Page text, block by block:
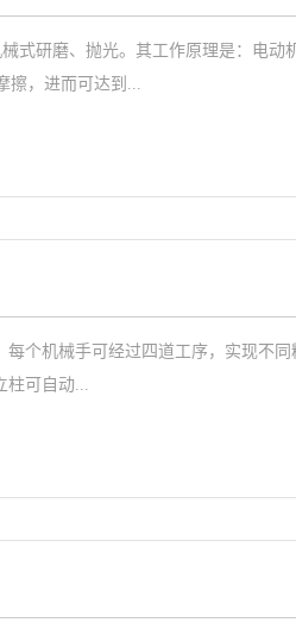
式研磨、抛光。其工作原理是：电动
擦，进而可达到...
个机械手可经过四道工序，实现不
柱可自动...